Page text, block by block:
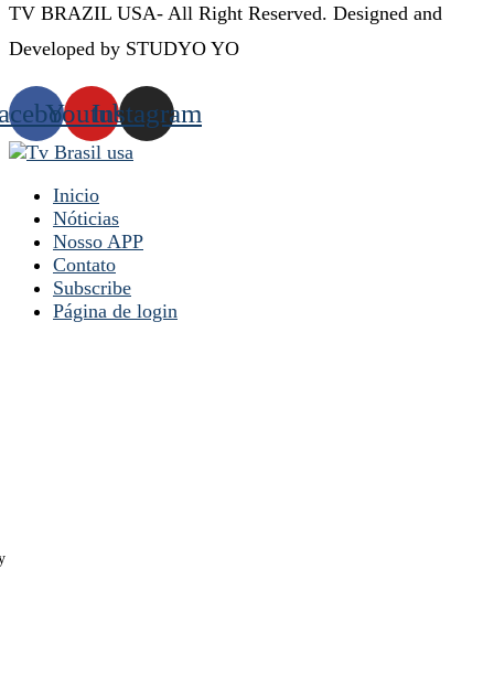
TV BRAZIL USA- All Right Reserved. Designed and
Developed by STUDYO YO
YoutubeInstagram
Inicio
Nóticias
Nosso APP
Contato
Subscribe
Página de login